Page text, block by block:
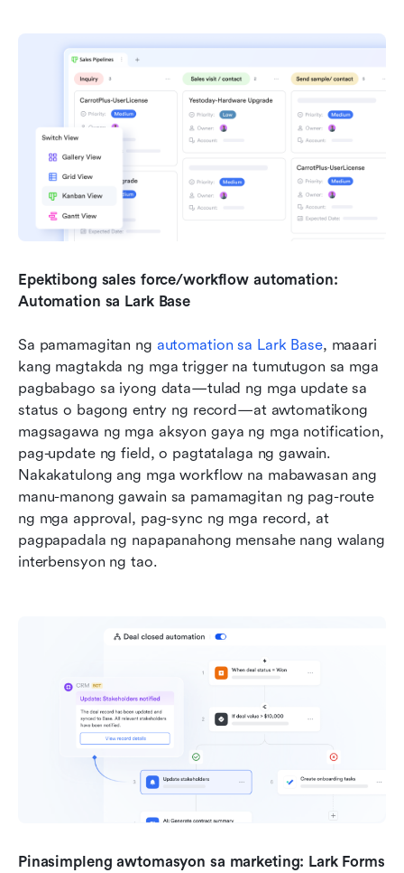
Epektibong sales force/workflow automation:
Automation sa Lark Base
Sa pamamagitan ng automation sa Lark Base, maaari
kang magtakda ng mga trigger na tumutugon sa mga
pagbabago sa iyong data—tulad ng mga update sa
status o bagong entry ng record—at awtomatikong
magsagawa ng mga aksyon gaya ng mga notification,
pag-update ng field, o pagtatalaga ng gawain.
Nakakatulong ang mga workflow na mabawasan ang
manu-manong gawain sa pamamagitan ng pag-route
ng mga approval, pag-sync ng mga record, at
pagpapadala ng napapanahong mensahe nang walang
interbensyon ng tao.
Pinasimpleng awtomasyon sa marketing: Lark Forms